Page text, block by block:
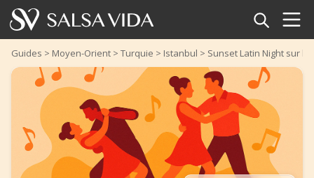
Accueil
Événements
Actualités
Articles
Guides > Moyen-Orient > Turquie > Istanbul > Sunset Latin Night sur